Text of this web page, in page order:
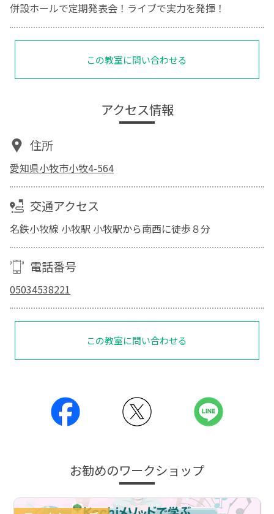
併設ホールで定期発表会！ライブで実力を発揮！
この教室に問い合わせる
アクセス情報
住所
愛知県小牧市小牧4-564
交通アクセス
名鉄小牧線 小牧駅 小牧駅から南西に徒歩８分
電話番号
05034538221
この教室に問い合わせる
お勧めのワークショップ